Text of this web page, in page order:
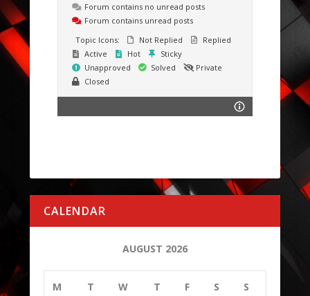
Forum contains no unread posts
Forum contains unread posts
Topic Icons:
Not Replied
Replied
Active
Hot
Sticky
Unapproved
Solved
Private
Closed
CALENDAR
AUGUST 2026
M T W T F S S